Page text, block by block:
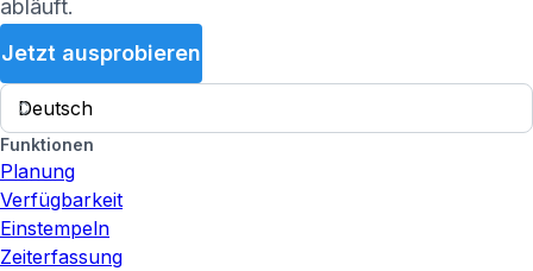
abläuft.
Jetzt ausprobieren
Funktionen
Planung
Verfügbarkeit
Einstempeln
Zeiterfassung